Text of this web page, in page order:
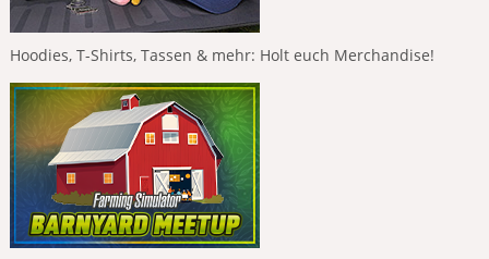
Hoodies, T-Shirts, Tassen & mehr: Holt euch Merchandise!